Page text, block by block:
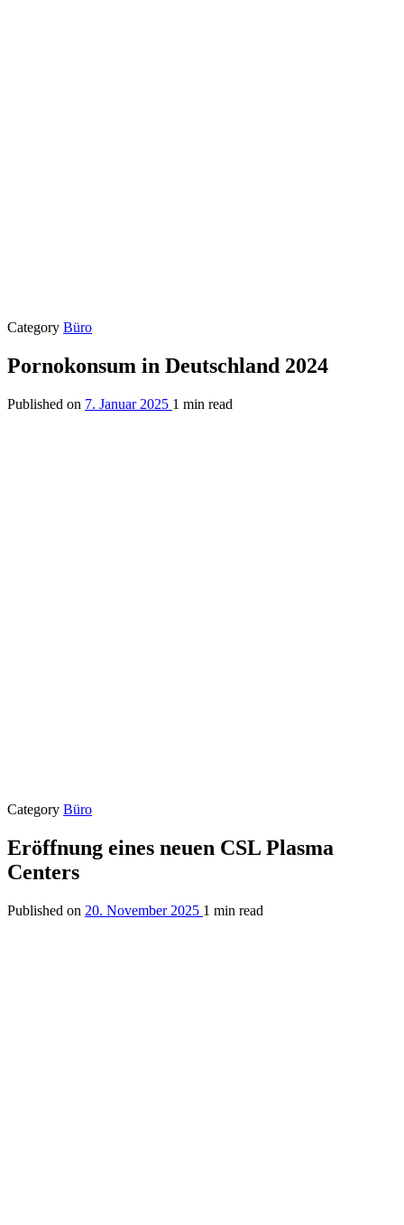
Category Büro
Pornokonsum in Deutschland 2024
Published on 7. Januar 2025 1 min read
Category Büro
Eröffnung eines neuen CSL Plasma
Centers
Published on 20. November 2025 1 min read